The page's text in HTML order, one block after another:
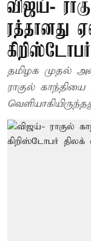
விஜய்-
ரத்தானது
தமிழக முதல்
ராகுல்